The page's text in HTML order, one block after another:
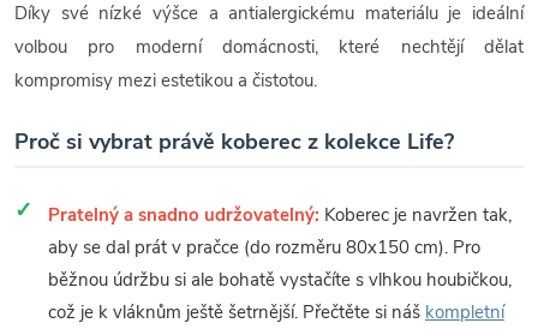
Díky své nízké výšce a antialergickému materiálu je ideální
volbou pro moderní domácnosti, které nechtějí dělat
kompromisy mezi estetikou a čistotou.
Proč si vybrat právě koberec z kolekce Life?
Pratelný a snadno udržovatelný: Koberec je navržen tak,
aby se dal prát v pračce (do rozměru 80x150 cm). Pro
běžnou údržbu si ale bohatě vystačíte s vlhkou houbičkou,
což je k vláknům ještě šetrnější. Přečtěte si náš kompletní